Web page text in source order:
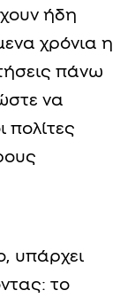
ήδη
χρόνια η
πάνω
να
πολίτες
υπάρχει
το